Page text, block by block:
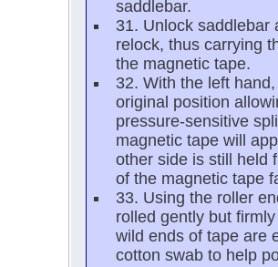
saddlebar.
31. Unlock saddlebar
relock, thus carrying
the magnetic tape.
32. With the left
original position
pressure-sensitive
magnetic tape will
other side is still held
of the magnetic tape
33. Using the roller
rolled gently but
wild ends of tape are
cotton swab to help